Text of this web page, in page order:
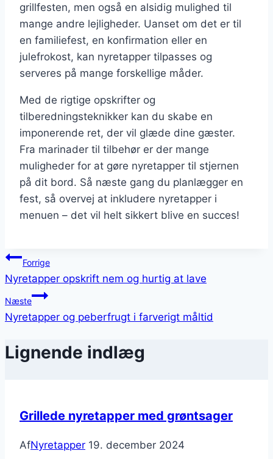
grillfesten, men også en alsidig mulighed til
mange andre lejligheder. Uanset om det er til
en familiefest, en konfirmation eller en
julefrokost, kan nyretapper tilpasses og
serveres på mange forskellige måder.
Med de rigtige opskrifter og
tilberedningsteknikker kan du skabe en
imponerende ret, der vil glæde dine gæster.
Fra marinader til tilbehør er der mange
muligheder for at gøre nyretapper til stjernen
på dit bord. Så næste gang du planlægger en
fest, så overvej at inkludere nyretapper i
menuen – det vil helt sikkert blive en succes!
Indlægsnavigation
Forrige
Nyretapper opskrift nem og hurtig at lave
Næste
Nyretapper og peberfrugt i farverigt måltid
Lignende indlæg
Grillede nyretapper med grøntsager
AfNyretapper 19. december 2024